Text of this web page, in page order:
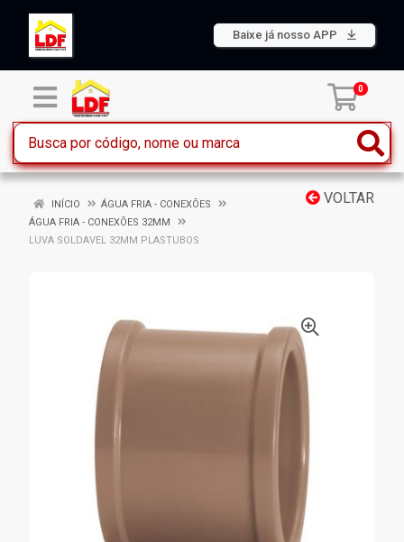
Baixe já nosso APP
0
VOLTAR
INÍCIO
ÁGUA FRIA - CONEXÕES
ÁGUA FRIA - CONEXÕES 32MM
LUVA SOLDAVEL 32MM PLASTUBOS